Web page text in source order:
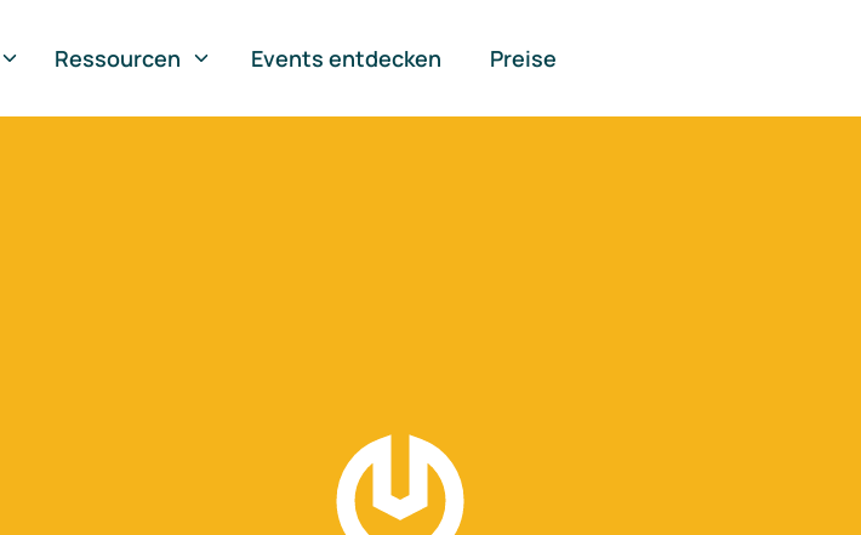
Ressourcen Events entdecken Preise